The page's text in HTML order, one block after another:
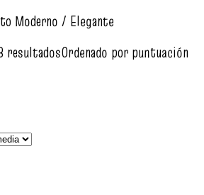
Moderno / Elegante
resultadosOrdenado por puntuación